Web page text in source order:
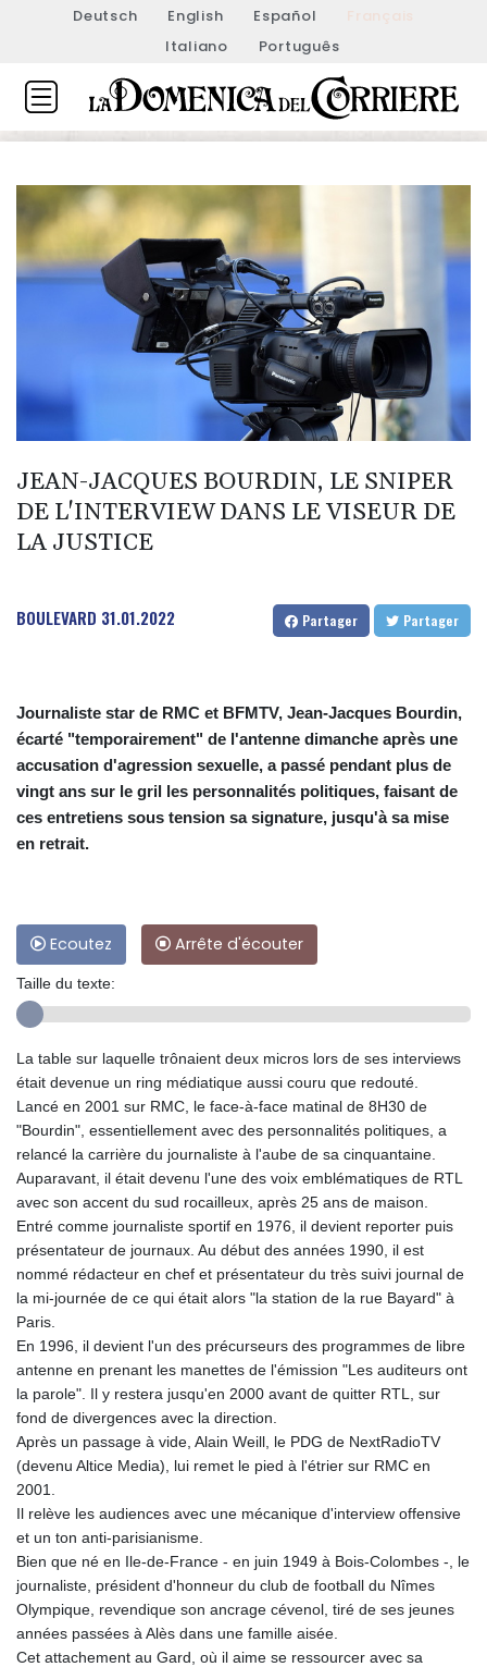
Deutsch English Español
Français
Italiano
Português
JEAN-JACQUES BOURDIN, LE SNIPER
DE L'INTERVIEW DANS LE VISEUR DE
LA JUSTICE
BOULEVARD 31.01.2022 Partager Partager
Journaliste star de RMC et BFMTV, Jean-Jacques Bourdin,
écarté "temporairement" de l'antenne dimanche après une
accusation d'agression sexuelle, a passé pendant plus de
vingt ans sur le gril les personnalités politiques, faisant de
ces entretiens sous tension sa signature, jusqu'à sa mise
en retrait.
Ecoutez Arrête d'écouter
Taille du texte:
La table sur laquelle trônaient deux micros lors de ses interviews
était devenue un ring médiatique aussi couru que redouté.
Lancé en 2001 sur RMC, le face-à-face matinal de 8H30 de
"Bourdin", essentiellement avec des personnalités politiques, a
relancé la carrière du journaliste à l'aube de sa cinquantaine.
Auparavant, il était devenu l'une des voix emblématiques de RTL
avec son accent du sud rocailleux, après 25 ans de maison.
Entré comme journaliste sportif en 1976, il devient reporter puis
présentateur de journaux. Au début des années 1990, il est
nommé rédacteur en chef et présentateur du très suivi journal de
la mi-journée de ce qui était alors "la station de la rue Bayard" à
Paris.
En 1996, il devient l'un des précurseurs des programmes de libre
antenne en prenant les manettes de l'émission "Les auditeurs ont
la parole". Il y restera jusqu'en 2000 avant de quitter RTL, sur
fond de divergences avec la direction.
Après un passage à vide, Alain Weill, le PDG de NextRadioTV
(devenu Altice Media), lui remet le pied à l'étrier sur RMC en
2001.
Il relève les audiences avec une mécanique d'interview offensive
et un ton anti-parisianisme.
Bien que né en Ile-de-France - en juin 1949 à Bois-Colombes -, le
journaliste, président d'honneur du club de football du Nîmes
Olympique, revendique son ancrage cévenol, tiré de ses jeunes
années passées à Alès dans une famille aisée.
Cet attachement au Gard, où il aime se ressourcer avec sa